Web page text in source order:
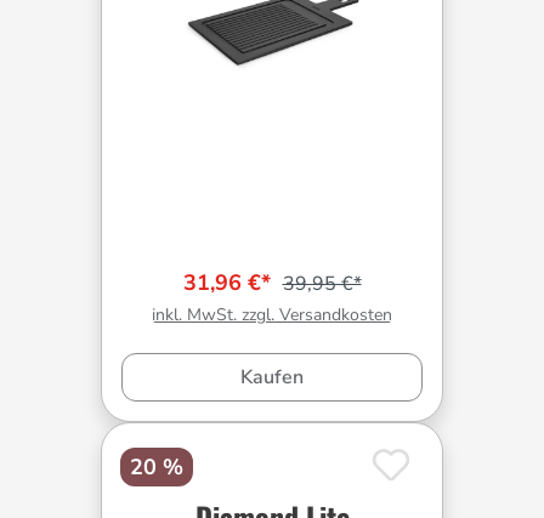
31,96 €* 39,95 €*
inkl. MwSt. zzgl. Versandkosten
Kaufen
20 %